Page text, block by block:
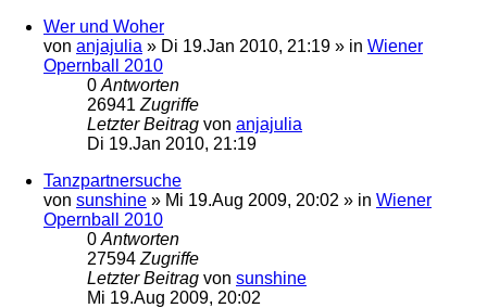
Wer und Woher
von anjajulia » Di 19.Jan 2010, 21:19 » in Wiener
Opernball 2010
0 Antworten
26941 Zugriffe
Letzter Beitrag von anjajulia
Di 19.Jan 2010, 21:19
Tanzpartnersuche
von sunshine » Mi 19.Aug 2009, 20:02 » in Wiener
Opernball 2010
0 Antworten
27594 Zugriffe
Letzter Beitrag von sunshine
Mi 19.Aug 2009, 20:02